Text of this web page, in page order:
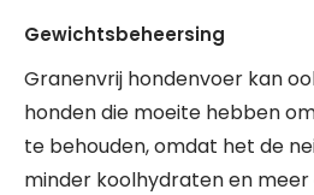
Gewichtsbeheersing
Granenvrij hondenvoer kan
honden die moeite hebben
te behouden, omdat het de
minder koolhydraten en